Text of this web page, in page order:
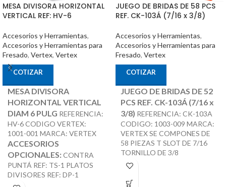
MESA DIVISORA HORIZONTAL
VERTICAL REF: HV-6
Accesorios y Herramientas,
Accesorios y Herramientas para
Fresado, Vertex, Vertex
COTIZAR
MESA DIVISORA
HORIZONTAL VERTICAL
DIAM 6 PULG REFERENCIA:
HV-6 CODIGO VERTEX:
1001-001 MARCA: VERTEX
ACCESORIOS
OPCIONALES:CONTRA
PUNTÁ REF: TS-1 PLATOS
DIVISORES REF: DP-1
JUEGO DE BRIDAS DE 58 PCS
REF. CK-103Á (7/16 x 3/8)
Accesorios y Herramientas,
Accesorios y Herramientas para
Fresado, Vertex
COTIZAR
JUEGO DE BRIDAS DE 52
PCS REF. CK-103Á (7/16 x
3/8) REFERENCIA: CK-103A
CODIGO: 1003-009 MARCA:
VERTEX SE COMPONES DE
58 PIEZAS T SLOT DE 7/16
TORNILLO DE 3/8